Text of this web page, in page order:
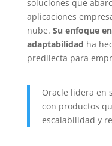
soluciones que
aplicaciones
nube. Su enfoque
adaptabilidad ha
predilecta para
Oracle lidera en
con productos
escalabilidad y